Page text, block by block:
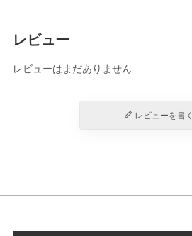
レビュー
レビューはまだありません
レビューを書く